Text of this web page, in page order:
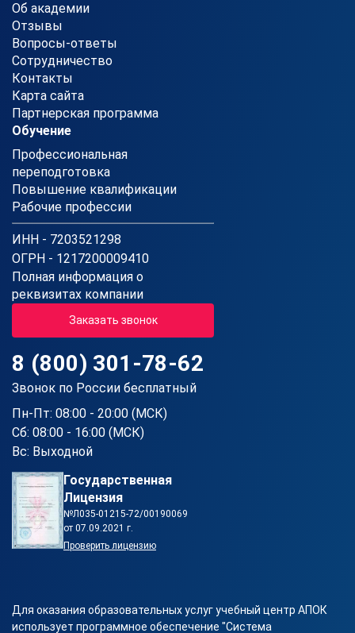
Об академии
Отзывы
Вопросы-ответы
Сотрудничество
Контакты
Карта сайта
Партнерская программа
Обучение
Профессиональная
переподготовка
Повышение квалификации
Рабочие профессии
ИНН - 7203521298
ОГРН - 1217200009410
Полная информация о
реквизитах компании
Заказать звонок
8 (800) 301-78-62
Звонок по России бесплатный
Пн-Пт: 08:00 - 20:00 (МСК)
Сб: 08:00 - 16:00 (МСК)
Вс: Выходной
Государственная
Лицензия
№Л035-01215-72/00190069
от 07.09.2021 г.
Проверить лицензию
Для оказания образовательных услуг учебный центр АПОК
использует программное обеспечение "Система